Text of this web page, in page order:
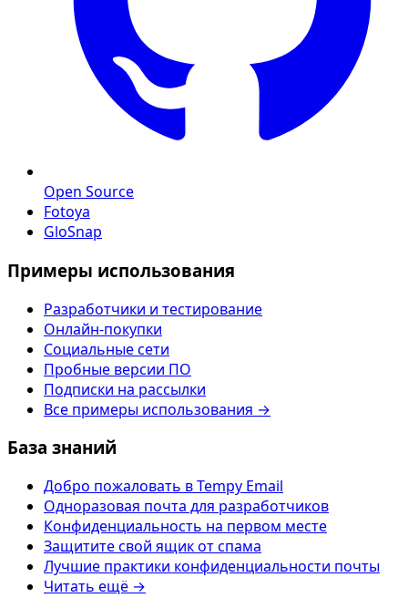
Open Source
Fotoya
GloSnap
Примеры использования
Разработчики и тестирование
Онлайн-покупки
Социальные сети
Пробные версии ПО
Подписки на рассылки
Все примеры использования →
База знаний
Добро пожаловать в Tempy Email
Одноразовая почта для разработчиков
Конфиденциальность на первом месте
Защитите свой ящик от спама
Лучшие практики конфиденциальности почты
Читать ещё →